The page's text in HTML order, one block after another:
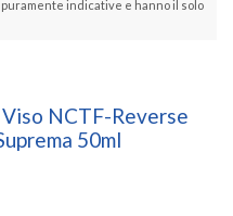
indicative e hanno il solo
NCTF-Reverse
50ml